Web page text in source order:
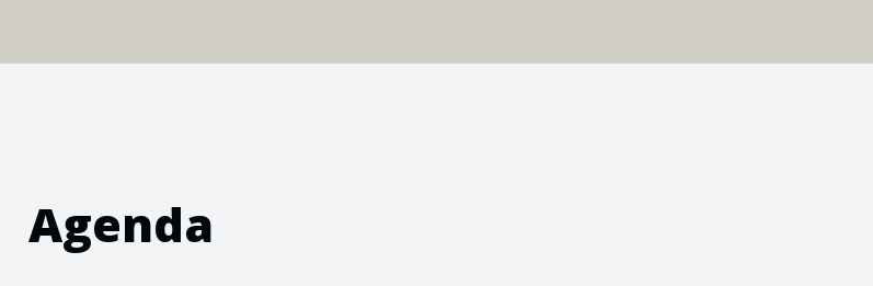
Agenda